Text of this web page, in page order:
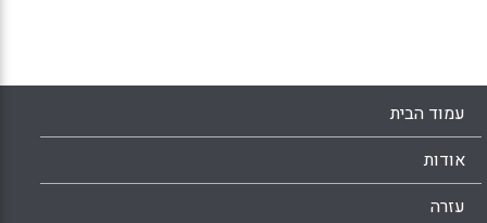
עמוד הבית
אודות
עזרה